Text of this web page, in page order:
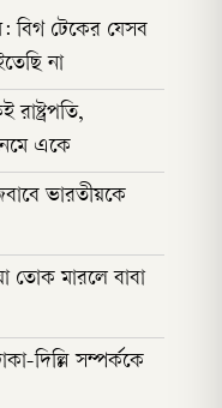
টেকের যেসব
না
একে
ভারতীয়কে
তোক মারলে বাবা
দিল্লি সম্পর্ককে